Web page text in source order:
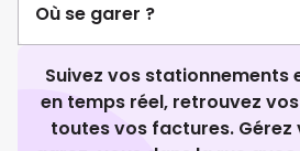
Où se garer ?
Suivez vos stationnements
en temps réel, retrouvez
toutes vos factures. Gérez